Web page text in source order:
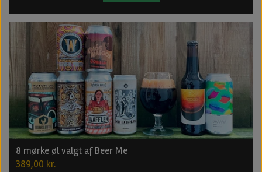
8 mørke øl valgt af Beer Me
389,00 kr.